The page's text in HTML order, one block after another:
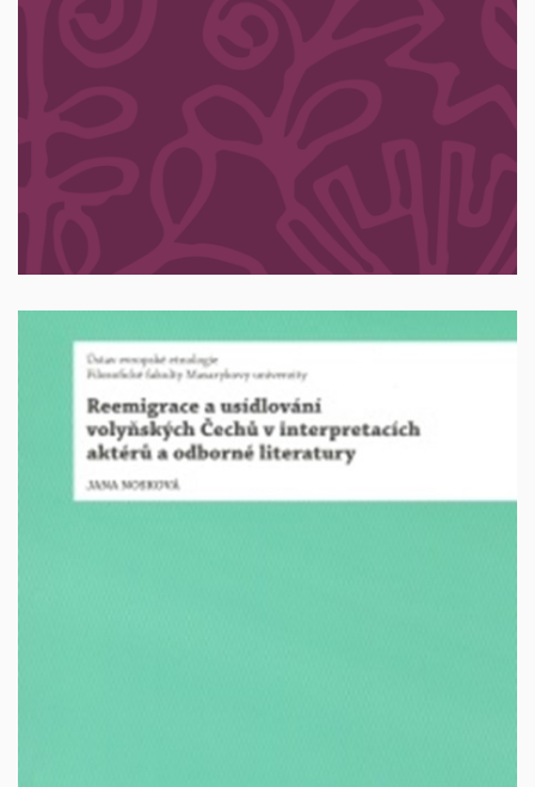
autor: Alena Křížová a kolektiv, Brno 2025.214
stran. ISBN: 978-80-280-0822-2
300 Kč + poštovné
Reemigrace a usídlování volyňských Čechů v
interpretacích aktérů a odborné literatury